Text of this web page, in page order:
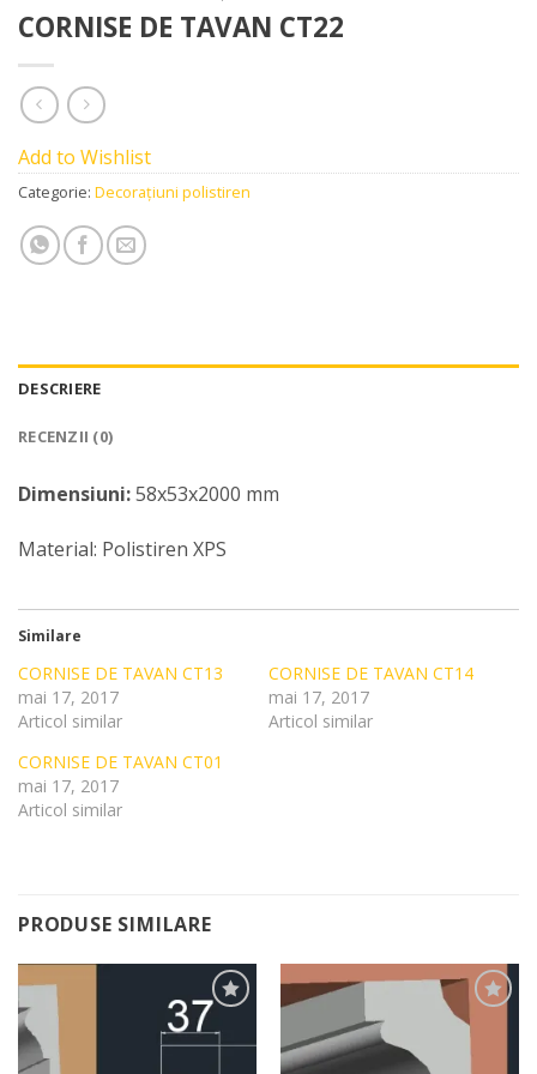
CORNISE DE TAVAN CT22
Add to Wishlist
Categorie: Decorațiuni polistiren
DESCRIERE
RECENZII (0)
Dimensiuni:58x53x2000 mm
Material: Polistiren XPS
Similare
CORNISE DE TAVAN CT13
mai 17, 2017
Articol similar
CORNISE DE TAVAN CT14
mai 17, 2017
Articol similar
CORNISE DE TAVAN CT01
mai 17, 2017
Articol similar
PRODUSE SIMILARE
Add to
Wishlist
Add to